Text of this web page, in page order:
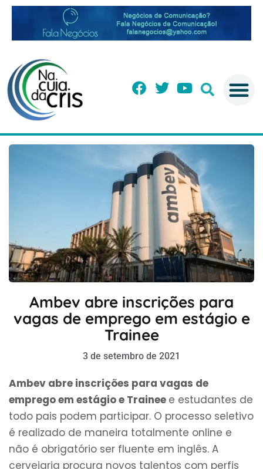
Ambev abre inscrições para
vagas de emprego em estágio e
Trainee
3 de setembro de 2021
Ambev abre inscrições para vagas de
emprego em estágio e Trainee e estudantes de
todo pais podem participar. O processo seletivo
é realizado de maneira totalmente online e
não é obrigatório ser fluente em inglês. A
cervejaria procura novos talentos com perfis